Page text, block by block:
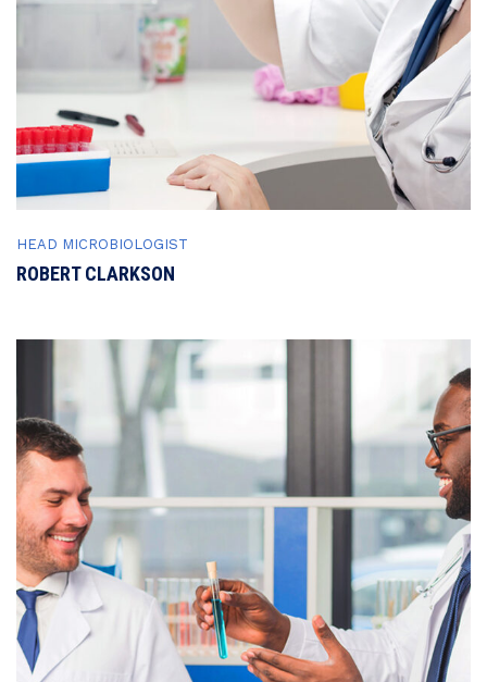
HEAD MICROBIOLOGIST
ROBERT CLARKSON